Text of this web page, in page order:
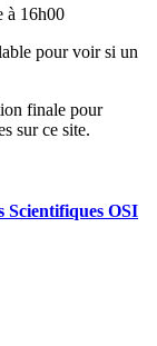
à 16h00
pour voir si un
finale pour
sur ce site.
Scientifiques OSI